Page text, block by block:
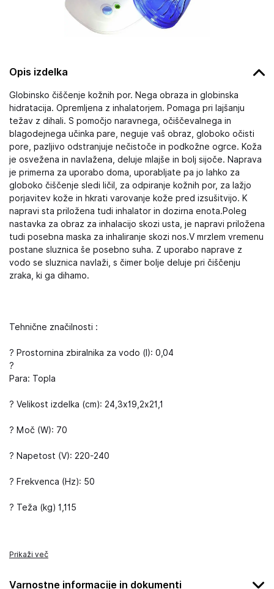
Opis izdelka
Globinsko čiščenje kožnih por. Nega obraza in globinska
hidratacija. Opremljena z inhalatorjem. Pomaga pri lajšanju
težav z dihali. S pomočjo naravnega, očiščevalnega in
blagodejnega učinka pare, neguje vaš obraz, globoko očisti
pore, pazljivo odstranjuje nečistoče in podkožne ogrce. Koža
je osvežena in navlažena, deluje mlajše in bolj sijoče. Naprava
je primerna za uporabo doma, uporabljate pa jo lahko za
globoko čiščenje sledi ličil, za odpiranje kožnih por, za lažjo
porjavitev kože in hkrati varovanje kože pred izsušitvijo. K
napravi sta priložena tudi inhalator in dozirna enota.Poleg
nastavka za obraz za inhalacijo skozi usta, je napravi priložena
tudi posebna maska za inhaliranje skozi nos.V mrzlem vremenu
postane sluznica še posebno suha. Z uporabo naprave z
vodo se sluznica navlaži, s čimer bolje deluje pri čiščenju
zraka, ki ga dihamo.
Tehnične značilnosti :
? Prostornina zbiralnika za vodo (l): 0,04
?
Para: Topla
? Velikost izdelka (cm): 24,3x19,2x21,1
? Moč (W): 70
? Napetost (V): 220-240
? Frekvenca (Hz): 50
? Teža (kg) 1,115
Prikaži več
Varnostne informacije in dokumenti